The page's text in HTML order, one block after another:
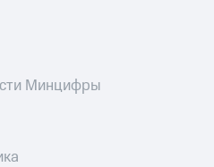
Минцифры